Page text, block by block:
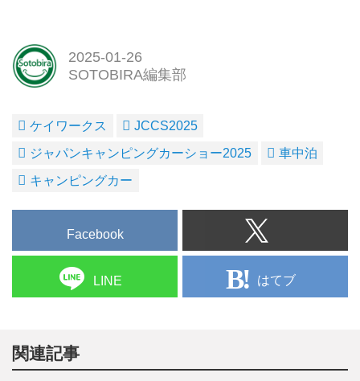
2025-01-26
SOTOBIRA編集部
ケイワークス
JCCS2025
ジャパンキャンピングカーショー2025
車中泊
キャンピングカー
Facebook
LINE はてブ
関連記事